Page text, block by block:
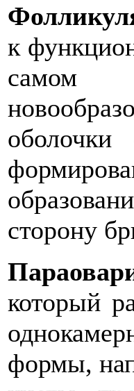
к
самом
сторону
который
формы,